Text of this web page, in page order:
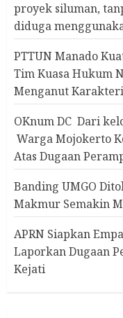
proyek siluman,
diduga
PTTUN Manado
Tim Kuasa Hukum
Menganut
OKnum DC Dari
Warga Mojokerto
Atas Dugaan
Banding UMGO
Makmur Semakin
APRN Siapkan
Laporkan Dugaan
Kejati